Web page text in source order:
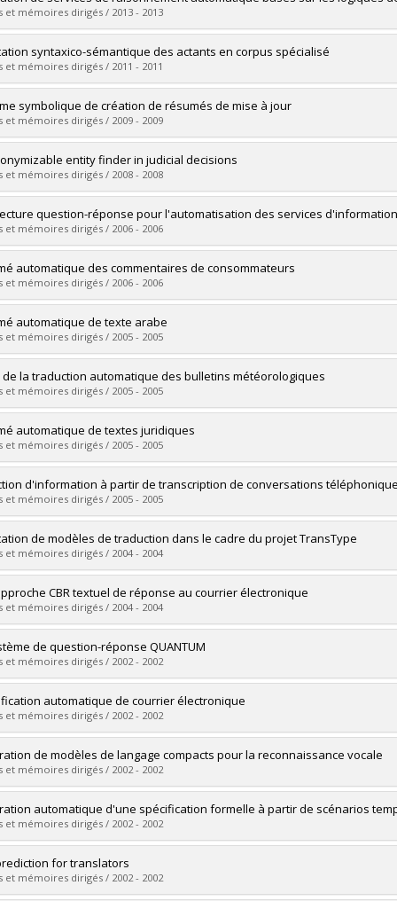
Doctoral
:Ph. D.
le document dans Papyrus
et mémoires dirigés / 2013 - 2013
:Bergeron, Jacques
Master's
:M. Sc.
le document dans Papyrus
syntaxico-sémantique des actants en corpus spécialisé
et mémoires dirigés / 2011 - 2011
:Hadouche, Fadila
Doctoral
:Ph. D.
le document dans Papyrus
symbolique de création de résumés de mise à jour
et mémoires dirigés / 2009 - 2009
:Genest, Pierre-Étienne
Master's
:M. Sc.
le document dans Papyrus
entity finder in judicial decisions
et mémoires dirigés / 2008 - 2008
: Kazemi, Farzaneh
Master's
:M. Sc.
le document dans Papyrus
question-réponse pour l'automatisation des services d'information
et mémoires dirigés / 2006 - 2006
:Bélanger, Luc
Doctoral
:Ph. D.
le document dans Papyrus
automatique des commentaires de consommateurs
et mémoires dirigés / 2006 - 2006
:Feiguina, Olga
Master's
:M. Sc.
le document dans Papyrus
automatique de texte arabe
et mémoires dirigés / 2005 - 2005
:Douzidia, Fouad Soufiane
Master's
:M. Sc.
le document dans Papyrus
de la traduction automatique des bulletins météorologiques
et mémoires dirigés / 2005 - 2005
:Leplus, Thomas
Master's
:M. Sc.
le document dans Papyrus
automatique de textes juridiques
et mémoires dirigés / 2005 - 2005
:Farzindar, Atefeh
Doctoral
:Ph. D.
le document dans Papyrus
d'information à partir de transcription de conversations
et mémoires dirigés / 2005 - 2005
:Boufaden, Narjès
Doctoral
:Ph. D.
le document dans Papyrus
de modèles de traduction dans le cadre du projet TransType
et mémoires dirigés / 2004 - 2004
:Nepveu, Laurent
Master's
:M. Sc.
le document dans Papyrus
CBR textuel de réponse au courrier électronique
et mémoires dirigés / 2004 - 2004
: Lamontagne, Luc
Doctoral
:Ph. D.
le document dans Papyrus
de question-réponse QUANTUM
et mémoires dirigés / 2002 - 2002
:Plamondon, Luc
Master's
:M. Sc.
le document dans Papyrus
automatique de courrier électronique
et mémoires dirigés / 2002 - 2002
: Dubois, Julien
Master's
:M. Sc.
le document dans Papyrus
de modèles de langage compacts pour la reconnaissance vocale
et mémoires dirigés / 2002 - 2002
: Picard, Francis
Master's
:M. Sc.
le document dans Papyrus
automatique d'une spécification formelle à partir de scénarios
et mémoires dirigés / 2002 - 2002
:Salah, Aziz
Doctoral
:Ph. D.
for translators
et mémoires dirigés / 2002 - 2002